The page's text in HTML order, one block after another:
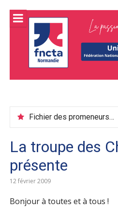
contenu
Fichier des promeneurs juin 2026
La troupe des
présente
12 février 2009
Bonjour à toutes et à tous !